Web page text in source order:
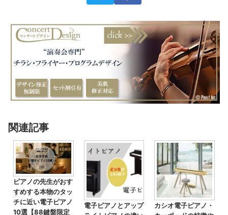
関連記事
ピアノの先生がおす
すめする本物のタッ
チに近い電子ピアノ
10選【88鍵盤限定
電子ピアノとアップ
カシオ電子ピアノ・